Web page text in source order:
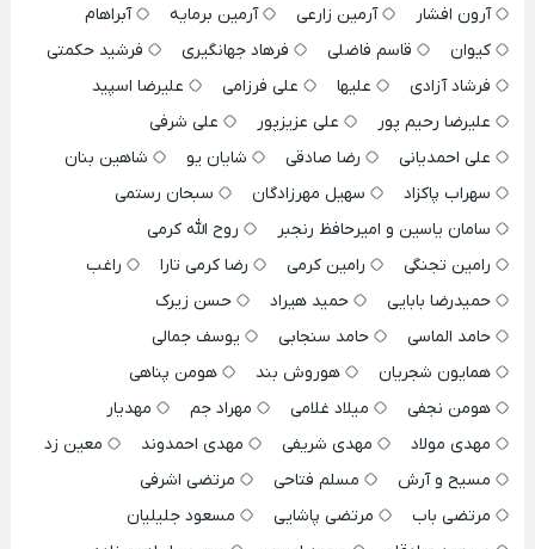
آرون افشار
آرمین زارعی آرمین برمایه
آبراهام
کیوان
قاسم فاضلی فرهاد جهانگیری
فرشید حکمتی
فرشاد آزادی
علیها علی فرزامی
علیرضا اسپید
علیرضا رحیم پور
علی عزیزپور
علی شرفی
علی احمدیانی
رضا صادقی شایان یو
شاهین بنان
سهراب پاکزاد
سهیل مهرزادگان
سبحان رستمی
سامان یاسین و امیرحافظ رنجبر
روح الله کرمی
رامین تجنگی
رامین کرمی رضا کرمی تارا
راغب
حمیدرضا بابایی
حمید هیراد
حسن زیرک
حامد الماسی
حامد سنجابی
یوسف جمالی
همایون شجریان
هوروش بند
هومن پناهی
هومن نجفی
میلاد غلامی مهراد جم
مهدیار
مهدی مولاد
مهدی شریفی مهدی احمدوند
معین زد
مسیح و آرش
مسلم فتاحی
مرتضی اشرفی
مرتضی باب
مرتضی پاشایی
مسعود جلیلیان